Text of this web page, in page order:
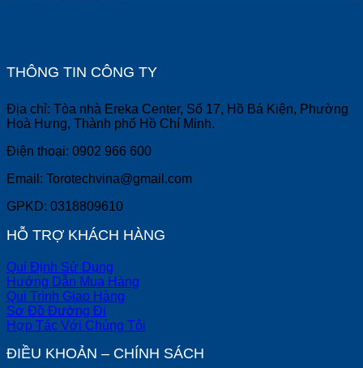
THÔNG TIN CÔNG TY
Địa chỉ: Tòa nhà Ereka Center, Số 17, Hồ Bá Kiện, Phường
Hoà Hưng, Thành phố Hồ Chí Minh.
Điện thoại: 0902 966 600
Email: Torotechvina@gmail.com
GPKD: 0318809610
HỖ TRỢ KHÁCH HÀNG
Qui Định Sử Dụng
Hướng Dẫn Mua Hàng
Qui Trình Giao Hàng
Sơ Đồ Đường Đi
Hợp Tác Với Chúng Tôi
ĐIỀU KHOẢN – CHÍNH SÁCH